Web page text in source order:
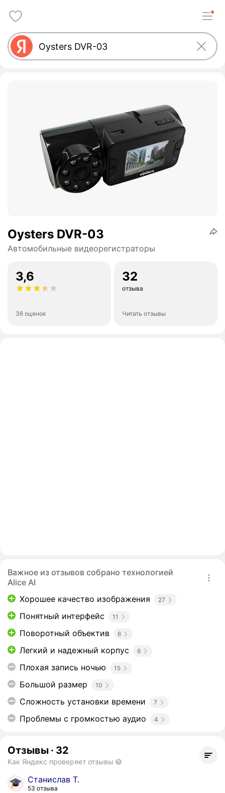
Oysters DVR-03
Автомобильные видеорегистраторы
3,6
36 оценок
32
отзыва
Читать отзывы
Важное из отзывов собрано технологией
Alice AI
Хорошее качество изображения
27
Понятный интерфейс 11
Поворотный объектив 6
Легкий и надежный корпус 6
Плохая запись ночью 15
Большой размер 10
Сложность установки времени 7
Проблемы с громкостью аудио 4
Отзывы · 32
Как Яндекс проверяет отзывы
Станислав Т.
53 отзыва